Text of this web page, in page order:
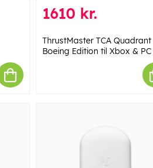
1610 kr.
ThrustMaster TCA Quadrant
Boeing Edition til Xbox & PC